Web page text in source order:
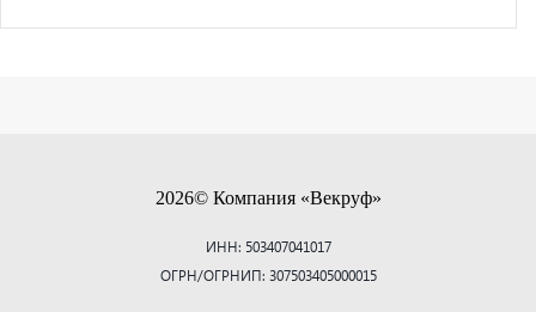
2026© Компания «Векруф»
ИНН: 503407041017
ОГРН/ОГРНИП: 307503405000015